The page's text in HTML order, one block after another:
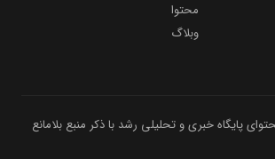
محتوا
وبلاگ
پایگاه خبری و تحلیلی رشد با ذکر منبع بلامانع